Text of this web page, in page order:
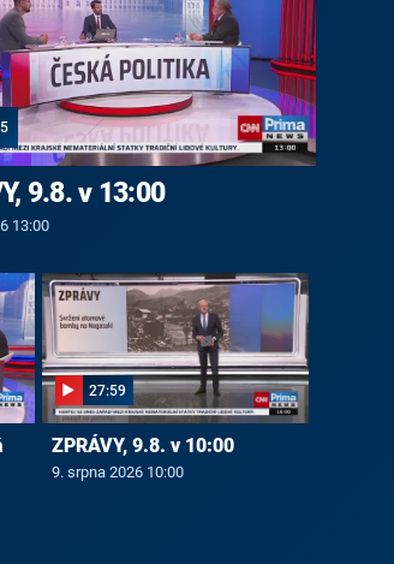
9.8. v 13:00
13:00
27:59
ZPRÁVY, 9.8. v 10:00
9. srpna 2026 10:00